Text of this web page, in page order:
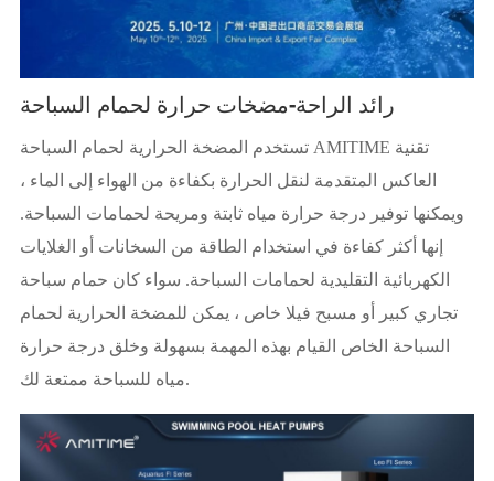
رائد الراحة-مضخات حرارة لحمام السباحة
تستخدم المضخة الحرارية لحمام السباحة AMITIME تقنية
العاكس المتقدمة لنقل الحرارة بكفاءة من الهواء إلى الماء ،
ويمكنها توفير درجة حرارة مياه ثابتة ومريحة لحمامات السباحة.
إنها أكثر كفاءة في استخدام الطاقة من السخانات أو الغلايات
الكهربائية التقليدية لحمامات السباحة. سواء كان حمام سباحة
تجاري كبير أو مسبح فيلا خاص ، يمكن للمضخة الحرارية لحمام
السباحة الخاص القيام بهذه المهمة بسهولة وخلق درجة حرارة
مياه للسباحة ممتعة لك.